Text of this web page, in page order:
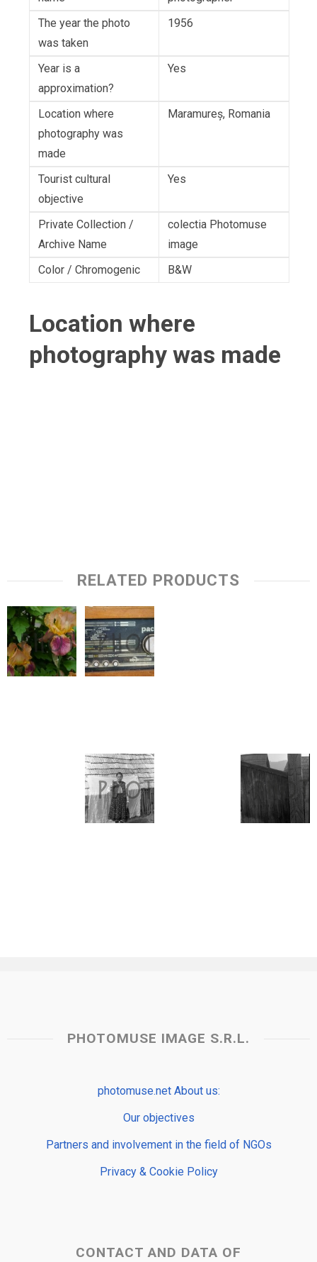
The year the photo
was taken
1956
Year is a
approximation?
Yes
Location where
photography was
made
Maramureș, Romania
Tourist cultural
objective
Yes
Private Collection /
Archive Name
colectia Photomuse
image
Color / Chromogenic
B&W
Location where
photography was made
RELATED PRODUCTS
PHOTOMUSE IMAGE S.R.L.
photomuse.net About us:
Our objectives
Partners and involvement in the field of NGOs
Privacy & Cookie Policy
CONTACT AND DATA OF